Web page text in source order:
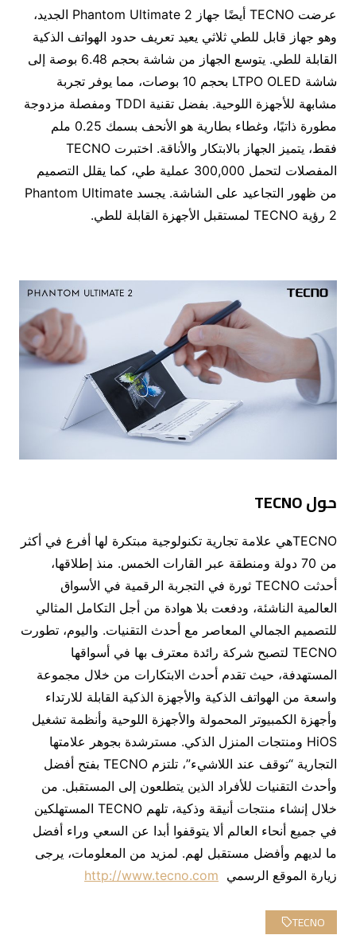
عرضت TECNO أيضًا جهاز Phantom Ultimate 2 الجديد،
وهو جهاز قابل للطي ثلاثي يعيد تعريف حدود الهواتف الذكية
القابلة للطي. يتوسع الجهاز من شاشة بحجم 6.48 بوصة إلى
شاشة LTPO OLED بحجم 10 بوصات، مما يوفر تجربة
مشابهة للأجهزة اللوحية. بفضل تقنية TDDI ومفصلة مزدوجة
مطورة ذاتيًا، وغطاء بطارية هو الأنحف بسمك 0.25 ملم
فقط، يتميز الجهاز بالابتكار والأناقة. اختبرت TECNO
المفصلات لتحمل 300,000 عملية طي، كما يقلل التصميم
من ظهور التجاعيد على الشاشة. يجسد Phantom Ultimate
2 رؤية TECNO لمستقبل الأجهزة القابلة للطي.
حولTECNO
TECNOهي علامة تجارية تكنولوجية مبتكرة لها أفرع في أكثر
من 70 دولة ومنطقة عبر القارات الخمس. منذ إطلاقها،
أحدثت TECNO ثورة في التجربة الرقمية في الأسواق
العالمية الناشئة، ودفعت بلا هوادة من أجل التكامل المثالي
للتصميم الجمالي المعاصر مع أحدث التقنيات. واليوم، تطورت
TECNO لتصبح شركة رائدة معترف بها في أسواقها
المستهدفة، حيث تقدم أحدث الابتكارات من خلال مجموعة
واسعة من الهواتف الذكية والأجهزة الذكية القابلة للارتداء
وأجهزة الكمبيوتر المحمولة والأجهزة اللوحية وأنظمة تشغيل
HiOS ومنتجات المنزل الذكي. مسترشدة بجوهر علامتها
التجارية “توقف عند اللاشيء”، تلتزم TECNO بفتح أفضل
وأحدث التقنيات للأفراد الذين يتطلعون إلى المستقبل. من
خلال إنشاء منتجات أنيقة وذكية، تلهم TECNO المستهلكين
في جميع أنحاء العالم ألا يتوقفوا أبدا عن السعي وراء أفضل
ما لديهم وأفضل مستقبل لهم. لمزيد من المعلومات، يرجى
زيارة الموقع الرسمي http://www.tecno.com
TECNO